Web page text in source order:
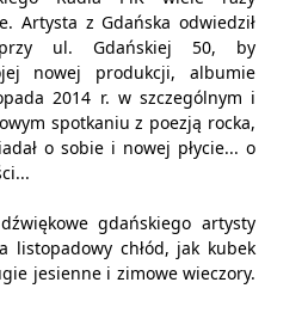
Artysta z Gdańska odwiedził
ul. Gdańskiej 50, by
nowej produkcji, albumie
2014 r. w szczególnym i
spotkaniu z poezją rocka,
o sobie i nowej płycie... o
gdańskiego artysty
listopadowy chłód, jak kubek
jesienne i zimowe wieczory.